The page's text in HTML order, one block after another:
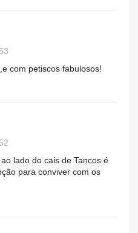
com petiscos fabulosos!
lado do cais de Tancos é
para conviver com os